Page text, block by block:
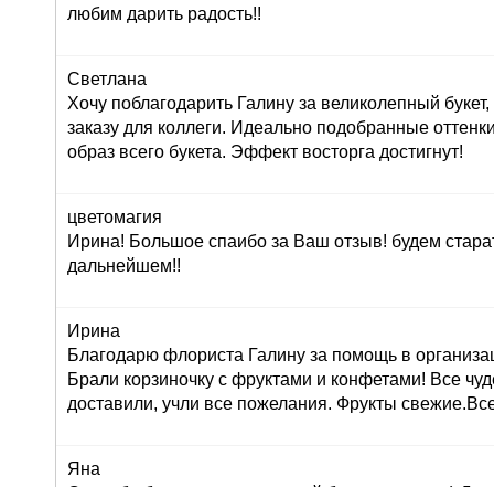
любим дарить радость!!
Светлана
Хочу поблагодарить Галину за великолепный
заказу для коллеги. Идеально подобранные
образ всего букета. Эффект восторга достигнут!
цветомагия
Ирина! Большое спаибо за Ваш отзыв! будем
дальнейшем!!
Ирина
Благодарю флориста Галину за помощь в
Брали корзиночку с фруктами и конфетами! Все
доставили, учли все пожелания. Фрукты
Яна